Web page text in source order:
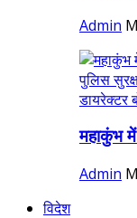
Admin
महाकुंभ में
Admin
विदेश